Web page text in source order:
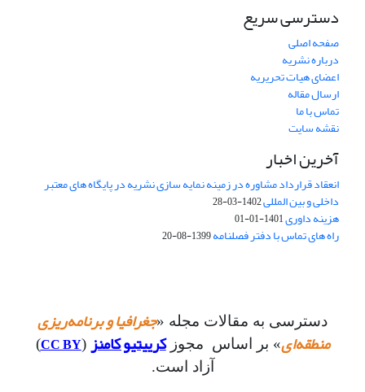
دسترسی سریع
صفحه اصلی
درباره نشریه
اعضای هیات تحریریه
ارسال مقاله
تماس با ما
نقشه سایت
آخرین اخبار
انعقاد قرارداد مشاوره در زمینه نمایه سازی نشریه در پایگاه های معتبر
داخلی و بین المللی1402-03-28
هزینه داوری1401-01-01
راه های تماس با دفتر فصلنامه1399-08-20
دسترسی به مقالات مجله «جغرافیا و برنامه‌ریزی
منطقه‌ای» بر اساس مجوزکرییتیو کامنز (
CC BY
)
آزاد است.